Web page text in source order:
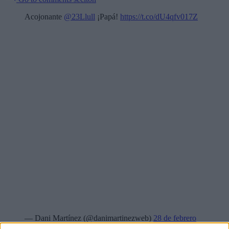
Acojonante @23Llull ¡Papá! https://t.co/dU4qfv017Z
— Dani Martínez (@danimartinezweb) 28 de febrero